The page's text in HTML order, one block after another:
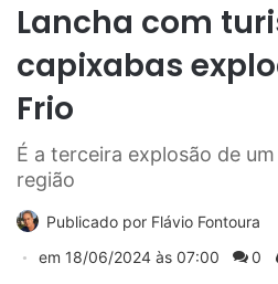
Lancha com
capixabas
Frio
É a terceira explosão de
região
Publicado por Flávio Fontoura
em 18/06/2024 às 07:00 0